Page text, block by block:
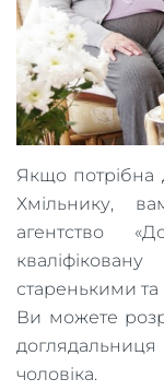
Якщо
Хмільнику,
агентство
старенькими
Ви можете
доглядальниця
чоловіка.